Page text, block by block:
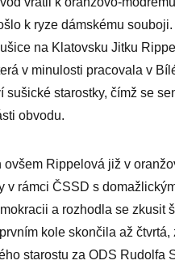
k ryze dámskému
na Klatovsku Jitku
v minulosti pracovala v
starostky, čímž se
obvodu.
Rippelová již v
v rámci ČSSD s
a rozhodla se zkusit
kole skončila až
starostu za ODS Rudolfa